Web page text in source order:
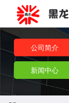
公司简介
新闻中心